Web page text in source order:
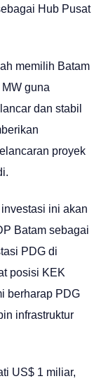
Hub Pusat
memilih Batam
guna
dan stabil
proyek
ini akan
Batam sebagai
PDG di
posisi KEK
berharap PDG
infrastruktur
US$ 1 miliar,